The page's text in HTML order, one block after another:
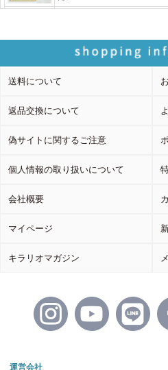
送料について
返品交換について
偽サイトに関するご注意
個人情報の取り扱いについて
会社概要
マイページ
キラリオマガジン
運営会社